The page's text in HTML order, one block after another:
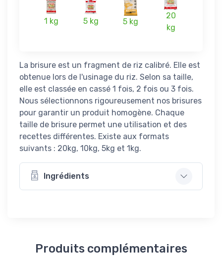
1 kg 5 kg 5 kg
20
kg
La brisure est un fragment de riz calibré. Elle est
obtenue lors de l'usinage du riz. Selon sa taille,
elle est classée en cassé 1 fois, 2 fois ou 3 fois.
Nous sélectionnons rigoureusement nos brisures
pour garantir un produit homogène. Chaque
taille de brisure permet une utilisation et des
recettes différentes. Existe aux formats
suivants : 20kg, 10kg, 5kg et 1kg.
Ingrédients
Produits complémentaires